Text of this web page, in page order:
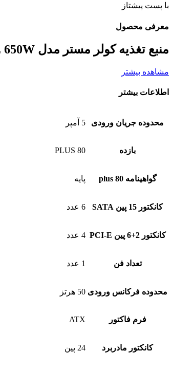
با پست پیشتاز
معرفی محصول
منبع تغذیه کولر مستر مدل POWER COOLER MASTER MWE WHITE 650W
مشاهده بیشتر
اطلاعات بیشتر
محدوده جریان ورودی 5 آمپر
بازده 80 PLUS
گواهینامه 80 plus پایه
کانکتور 15 پین SATA 6 عدد
کانکتور 2+6 پین PCI-E 4 عدد
تعداد فن 1 عدد
محدوده فرکانس ورودی 50 هرتز
فرم فاکتور ATX
کانکتور مادربرد 24 پین